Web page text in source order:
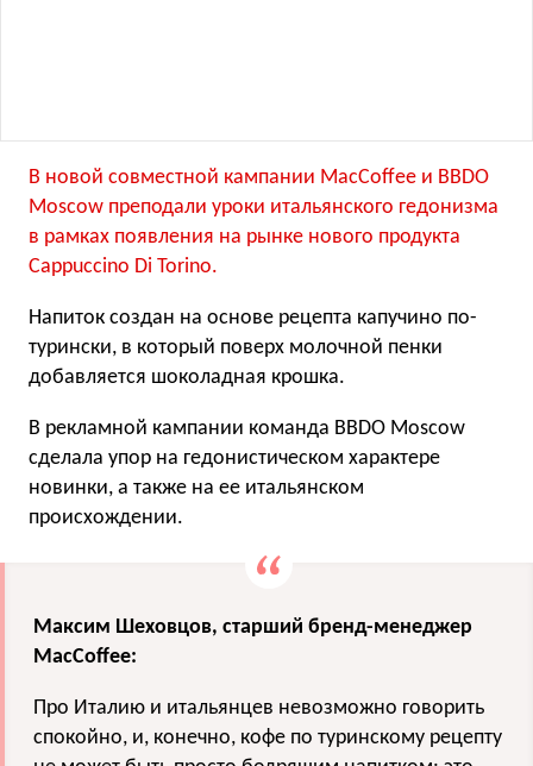
В новой совместной кампании MacCoffee и BBDO
Moscow преподали уроки итальянского гедонизма
в рамках появления на рынке нового продукта
Cappuccino Di Torino.
Напиток создан на основе рецепта капучино по-
турински, в который поверх молочной пенки
добавляется шоколадная крошка.
В рекламной кампании команда BBDO Moscow
сделала упор на гедонистическом характере
новинки, а также на ее итальянском
происхождении.
Максим Шеховцов, старший бренд-менеджер
MacCoffee:
Про Италию и итальянцев невозможно говорить
спокойно, и, конечно, кофе по туринскому рецепту